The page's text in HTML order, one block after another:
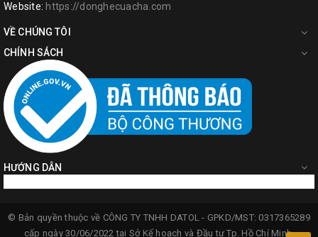
Website: https://donghecuacha.com
VỀ CHÚNG TÔI
CHÍNH SÁCH
HƯỚNG DẪN
© Bản quyền thuộc về CÔNG TY TNHH DATOL - GPKD/MST: 0317365289
cấp ngày 30/06/2022 tại Sở Kế hoạch và Đầu tư Tp. Hồ Chí Minh.